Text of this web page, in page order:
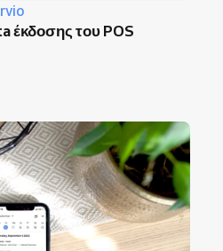
έκδοσης του POS